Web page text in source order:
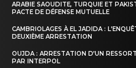
ARABIE SAOUDITE, TURQUIE ET
PACTE DE DÉFENSE MUTUELLE
CAMBRIOLAGES À EL JADIDA :
DEUXIÈME ARRESTATION
OUJDA : ARRESTATION D’UN
PAR INTERPOL